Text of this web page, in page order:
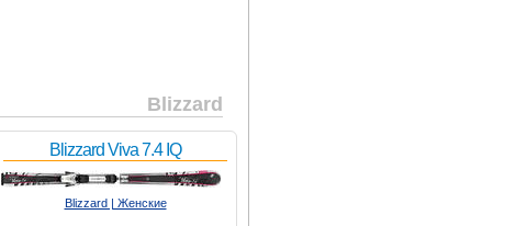
Blizzard
Blizzard Viva 7.4 IQ
Blizzard | Женские